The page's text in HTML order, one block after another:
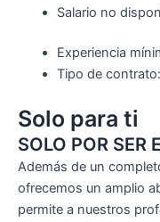
Salario no
Experiencia
Tipo de
Solo para ti
SOLO POR SER
Además de un
ofrecemos un amplio
permite a nuestros